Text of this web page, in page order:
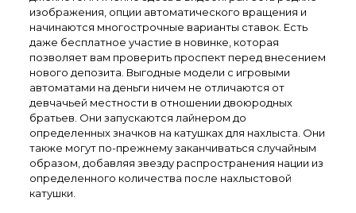
изображения, опции автоматического вращения и
начинаются многострочные варианты ставок. Есть
даже бесплатное участие в новинке, которая
позволяет вам проверить проспект перед внесением
нового депозита. Выгодные модели с игровыми
автоматами на деньги ничем не отличаются от
девчачьей местности в отношении двоюродных
братьев. Они запускаются лайнером до
определенных значков на катушках для нахлыста. Они
также могут по-прежнему заканчиваться случайным
образом, добавляя звезду распространения нации из
определенного количества после нахлыстовой
катушки.